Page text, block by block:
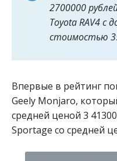
2700000
Toyota RAV4 с
стоимостью
Впервые в рейтинг
Geely Monjaro,
средней ценой 3
Sportage со средней